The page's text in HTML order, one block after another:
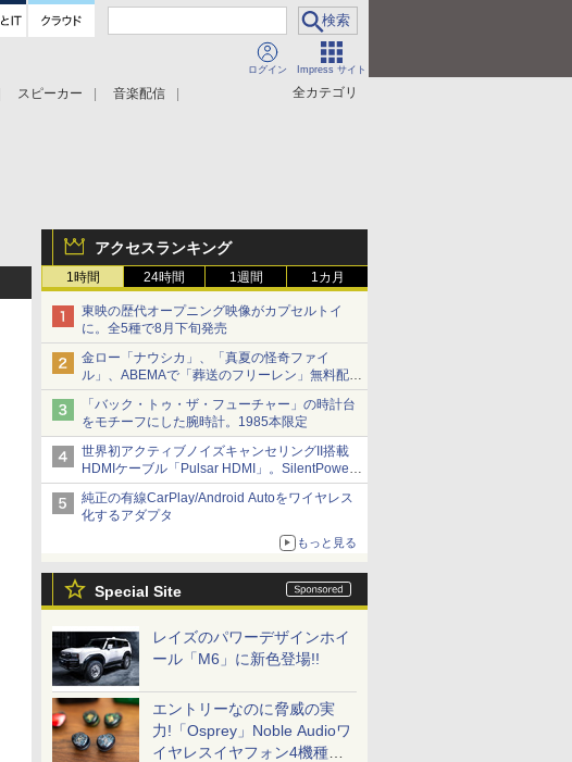
ログイン Impress サイト
全カテゴリ
スピーカー
音楽配信
アクセスランキング
1時間 24時間 1週間 1カ月
東映の歴代オープニング映像がカプセルトイ
に。全5種で8月下旬発売
金ロー「ナウシカ」、「真夏の怪奇ファイ
ル」、ABEMAで「葬送のフリーレン」無料配信
など。夏の特番・配信情報
「バック・トゥ・ザ・フューチャー」の時計台
をモチーフにした腕時計。1985本限定
世界初アクティブノイズキャンセリングII搭載
HDMIケーブル「Pulsar HDMI」。SilentPower
から
純正の有線CarPlay/Android Autoをワイヤレス
化するアダプタ
もっと見る
Special Site
レイズのパワーデザインホイ
ール「M6」に新色登場!!
エントリーなのに脅威の実
力!「Osprey」Noble Audioワ
イヤレスイヤフォン4機種を